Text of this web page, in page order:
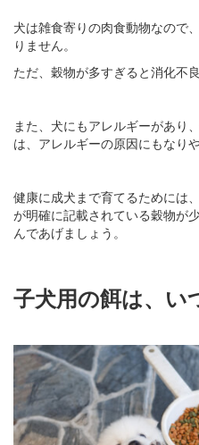
犬は雑食寄りの肉食動物なので
りません。
ただ、穀物が多すぎると消化不
また、犬にもアレルギーがあり
は、アレルギーの原因にもなり
健康に成犬まで育てるためには
が明確に記載されている穀物が
んであげましょう。
子犬用の餌は、い